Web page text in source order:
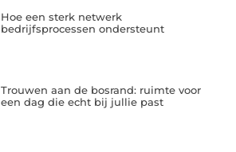
Hoe een sterk netwerk
bedrijfsprocessen ondersteunt
Trouwen aan de bosrand: ruimte voor
een dag die echt bij jullie past